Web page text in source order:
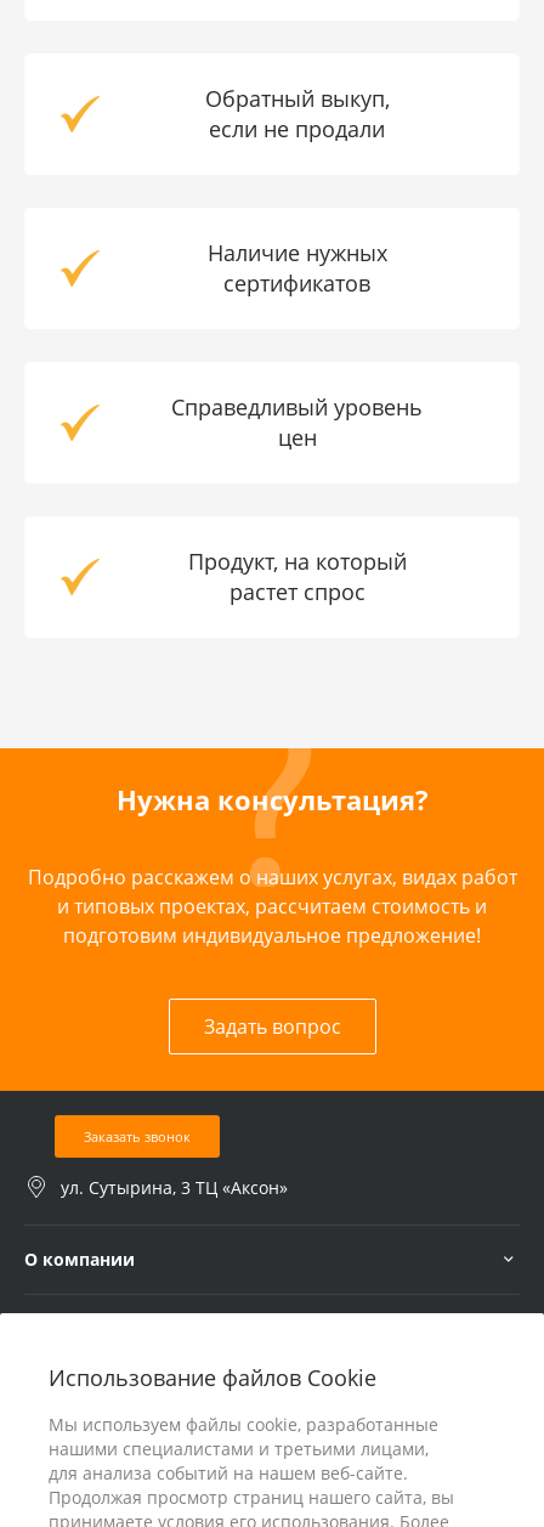
Использование файлов Cookie
Мы используем файлы cookie, разработанные
нашими специалистами и третьими лицами,
для анализа событий на нашем веб-сайте.
Продолжая просмотр страниц нашего сайта, вы
принимаете условия его использования. Более
Обратный выкуп,
если не продали
Наличие нужных
сертификатов
Справедливый уровень
цен
Продукт, на который
растет спрос
Нужна консультация?
Подробно расскажем о наших услугах, видах работ
и типовых проектах, рассчитаем стоимость и
подготовим индивидуальное предложение!
Задать вопрос
Заказать звонок
ул. Сутырина, 3 ТЦ «Аксон»
О компании